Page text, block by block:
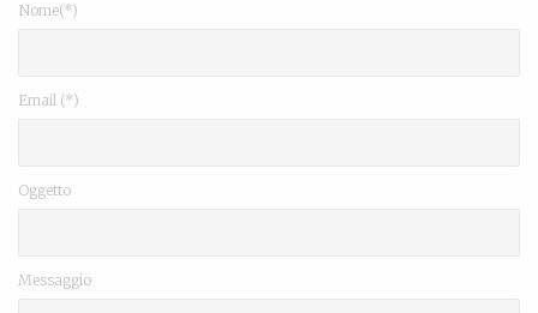
Nome(*)
Email (*)
Oggetto
Messaggio